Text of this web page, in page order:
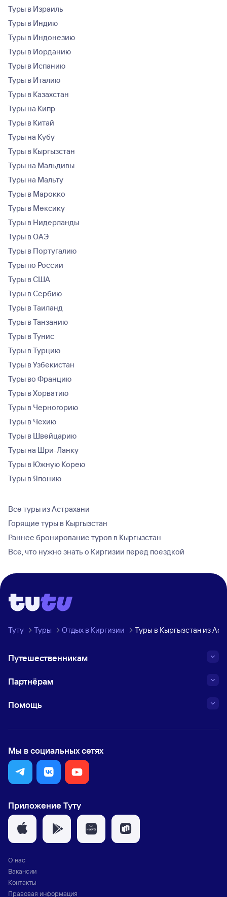
Туры в Израиль
Туры в Индию
Туры в Индонезию
Туры в Иорданию
Туры в Испанию
Туры в Италию
Туры в Казахстан
Туры на Кипр
Туры в Китай
Туры на Кубу
Туры в Кыргызстан
Туры на Мальдивы
Туры на Мальту
Туры в Марокко
Туры в Мексику
Туры в Нидерланды
Туры в ОАЭ
Туры в Португалию
Туры по России
Туры в США
Туры в Сербию
Туры в Таиланд
Туры в Танзанию
Туры в Тунис
Туры в Турцию
Туры в Узбекистан
Туры во Францию
Туры в Хорватию
Туры в Черногорию
Туры в Чехию
Туры в Швейцарию
Туры на Шри-Ланку
Туры в Южную Корею
Туры в Японию
Все туры из Астрахани
Горящие туры в Кыргызстан
Раннее бронирование туров в Кыргызстан
Все, что нужно знать о Киргизии перед поездкой
Туту Туры Отдых в Киргизии Туры в Кыргызстан из
Путешественникам
Партнёрам
Помощь
Мы в социальных сетях
Приложение Туту
О нас
Вакансии
Контакты
Правовая информация